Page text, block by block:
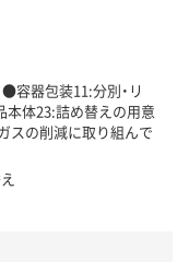
容器包装11:分別・リ
本体23:詰め替えの用意
スの削減に取り組んで